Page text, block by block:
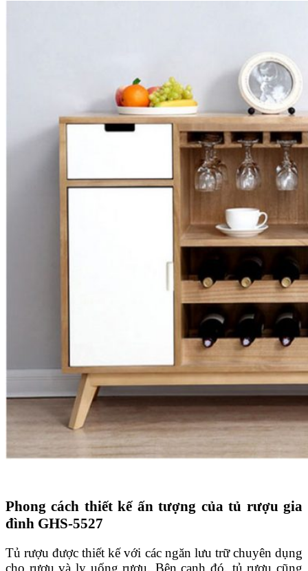
Phong cách thiết kế ấn tượng của tủ rượu gia
đình GHS-5527
Tủ rượu được thiết kế với các ngăn lưu trữ chuyên dụng
cho rượu và ly uống rượu. Bên cạnh đó, tủ rượu cũng